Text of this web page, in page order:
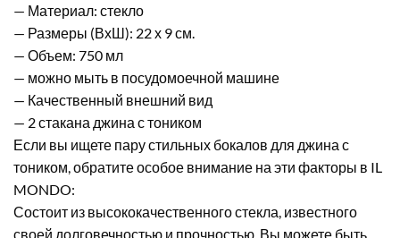
— Материал: стекло
— Размеры (ВхШ): 22 х 9 см.
— Объем: 750 мл
— можно мыть в посудомоечной машине
— Качественный внешний вид
— 2 стакана джина с тоником
Если вы ищете пару стильных бокалов для джина с
тоником, обратите особое внимание на эти факторы в IL
MONDO:
Состоит из высококачественного стекла, известного
своей долговечностью и прочностью. Вы можете быть